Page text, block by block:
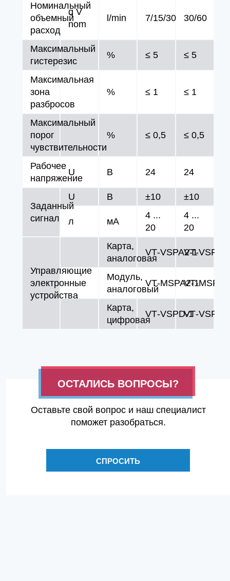
Номинальный
объемный
расход
q V
nom
l/min 7/15/30 30/60
Максимальный
гистерезис
% ≤ 5 ≤ 5
Максимальная
зона
разбросов
% ≤ 1 ≤ 1
Максимальный
порог
чувствительности
% ≤ 0,5 ≤ 0,5
Рабочее
напряжение
U В 24 24
Заданный
сигнал
U В ±10 ±10
л мA
4 ...
20
4 ...
20
Управляющие
электронные
устройства
Карта,
аналоговая
VT‑VSPA2‑1
Модуль,
аналоговый
VT‑MSPA2‑1
Карта,
цифровая
VT‑VSPD‑1
ОСТАЛИСЬ ВОПРОСЫ?
Оставьте свой вопрос и наш специалист
поможет разобраться.
СПРОСИТЬ